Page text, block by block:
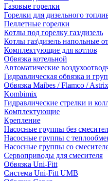
Газовые горелки
Горелки для дизельного
Пеллетные горелки
Котлы под горелку газ/дизель
Котлы газ\дизель напольные
Комплектующие для котлов
Обвязка котельной
Автоматические
Гидравлическая обвязка и
Обвязка Maibes / Flamco / Astrix
Kombimix
Гидравлические стрелки и
Комплектующие
Крепление
Насосные группы без
Насосные группы с
Насосные группы со
Сервоприводы для смесителя
Обвязка Uni-Fitt
Система Uni-Fitt UMB